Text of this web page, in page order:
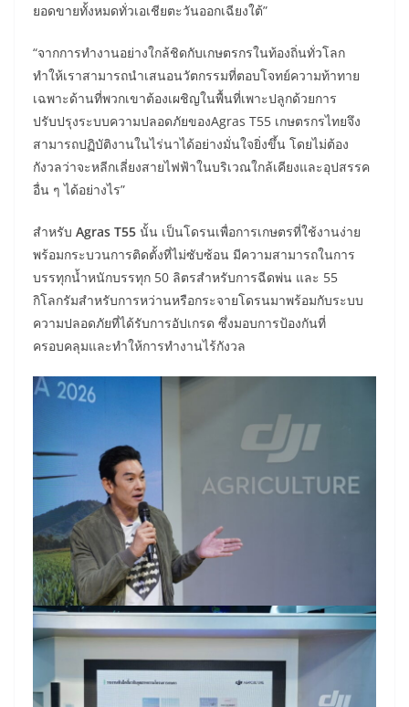
ยอดขายทั้งหมดทั่วเอเชียตะวันออกเฉียงใต้”
“จากการทำงานอย่างใกล้ชิดกับเกษตรกรในท้องถิ่นทั่วโลก
ทำให้เราสามารถนำเสนอนวัตกรรมที่ตอบโจทย์ความท้าทาย
เฉพาะด้านที่พวกเขาต้องเผชิญในพื้นที่เพาะปลูกด้วยการ
ปรับปรุงระบบความปลอดภัยของAgras T55 เกษตรกรไทยจึง
สามารถปฏิบัติงานในไร่นาได้อย่างมั่นใจยิ่งขึ้น โดยไม่ต้อง
กังวลว่าจะหลีกเลี่ยงสายไฟฟ้าในบริเวณใกล้เคียงและอุปสรรค
อื่น ๆ ได้อย่างไร”
สำหรับ Agras T55 นั้น เป็นโดรนเพื่อการเกษตรที่ใช้งานง่าย
พร้อมกระบวนการติดตั้งที่ไม่ซับซ้อน มีความสามารถในการ
บรรทุกน้ำหนักบรรทุก 50 ลิตรสำหรับการฉีดพ่น และ 55
กิโลกรัมสำหรับการหว่านหรือกระจายโดรนมาพร้อมกับระบบ
ความปลอดภัยที่ได้รับการอัปเกรด ซึ่งมอบการป้องกันที่
ครอบคลุมและทำให้การทำงานไร้กังวล